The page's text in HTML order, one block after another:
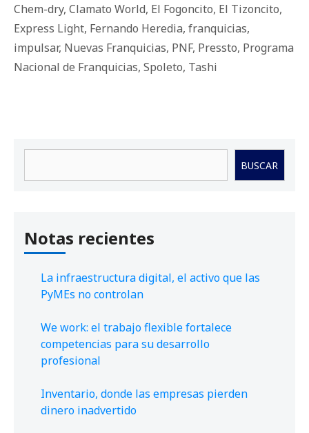
Chem-dry, Clamato World, El Fogoncito, El Tizoncito,
Express Light, Fernando Heredia, franquicias,
impulsar, Nuevas Franquicias, PNF, Pressto, Programa
Nacional de Franquicias, Spoleto, Tashi
BUSCAR
Notas recientes
La infraestructura digital, el activo que las
PyMEs no controlan
We work: el trabajo flexible fortalece
competencias para su desarrollo
profesional
Inventario, donde las empresas pierden
dinero inadvertido